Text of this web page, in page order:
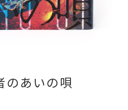
のあいの唄